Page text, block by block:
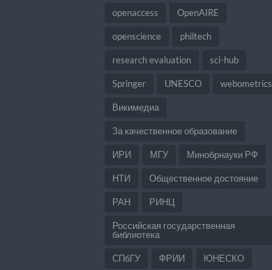
openaccess OpenAIRE
openscience philtech
research evaluation sci-hub
Springer UNESCO webometrics
Викимедиа
За качественное образование
ИРИ МГУ Минобрнауки РФ
НТИ Общественное достояние
РАН РИНЦ
Российская государственная
библиотека
СПбГУ ФРИИ ЮНЕСКО